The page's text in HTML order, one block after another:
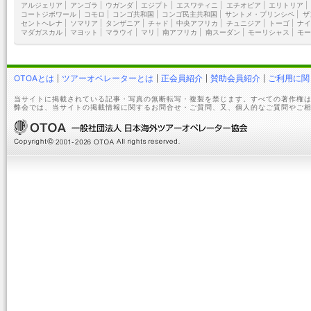
アルジェリア アンゴラ ウガンダ エジプト エスワティニ エチオピア エリトリア
コートジボワール
コモロ コンゴ共和国 コンゴ民主共和国 サントメ・プリンシペ
ザ
セントヘレナ
ソマリア タンザニア チャド 中央アフリカ チュニジア トーゴ|
ナ
マダガスカル
マヨット マラウイ マリ 南アフリカ 南スーダン モーリシャス モ
OTOAとは ツアーオペレーターとは 正会員紹介 賛助会員紹介 ご利用に
当サイトに掲載されている記事・写真の無断転写・複製を禁じます。すべての著作権
弊会では、当サイトの掲載情報に関するお問合せ・ご質問、又、個人的なご質問やご